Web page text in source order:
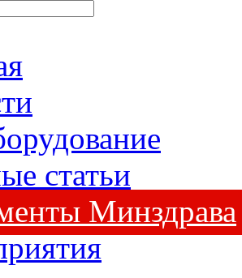
статьи
Минздрава